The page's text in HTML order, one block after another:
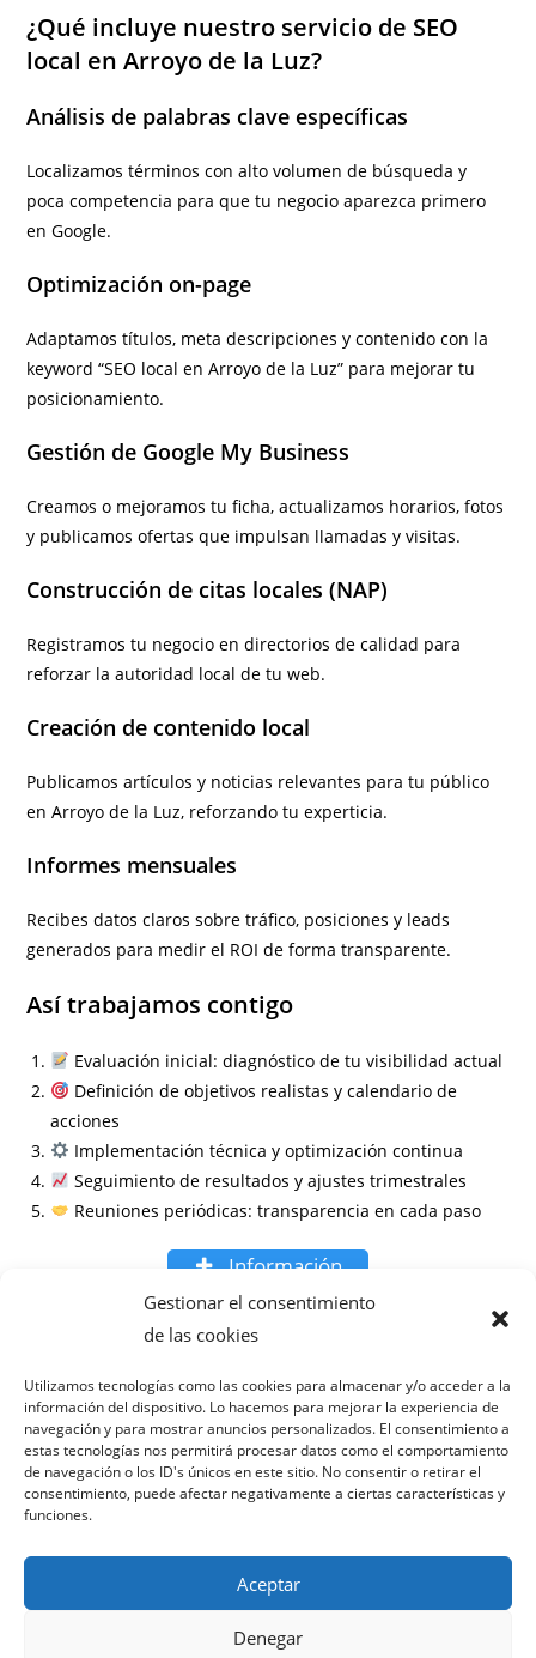
Gestionar el consentimiento
de las cookies
Utilizamos tecnologías como las cookies para almacenar y/o acceder a la
información del dispositivo. Lo hacemos para mejorar la experiencia de
navegación y para mostrar anuncios personalizados. El consentimiento a
estas tecnologías nos permitirá procesar datos como el comportamiento
de navegación o los ID's únicos en este sitio. No consentir o retirar el
consentimiento, puede afectar negativamente a ciertas características y
funciones.
Aceptar
Denegar
¿Qué incluye nuestro servicio de SEO
local en Arroyo de la Luz?
Análisis de palabras clave específicas
Localizamos términos con alto volumen de búsqueda y
poca competencia para que tu negocio aparezca primero
en Google.
Optimización on-page
Adaptamos títulos, meta descripciones y contenido con la
keyword “SEO local en Arroyo de la Luz” para mejorar tu
posicionamiento.
Gestión de Google My Business
Creamos o mejoramos tu ficha, actualizamos horarios, fotos
y publicamos ofertas que impulsan llamadas y visitas.
Construcción de citas locales (NAP)
Registramos tu negocio en directorios de calidad para
reforzar la autoridad local de tu web.
Creación de contenido local
Publicamos artículos y noticias relevantes para tu público
en Arroyo de la Luz, reforzando tu experticia.
Informes mensuales
Recibes datos claros sobre tráfico, posiciones y leads
generados para medir el ROI de forma transparente.
Así trabajamos contigo
Evaluación inicial: diagnóstico de tu visibilidad actual
Definición de objetivos realistas y calendario de
acciones
Implementación técnica y optimización continua
Seguimiento de resultados y ajustes trimestrales
Reuniones periódicas: transparencia en cada paso
Información
Preguntas frecuentes
¿Cuánto tiempo tarda en verse el efecto del SEO local?
¿Necesito un presupuesto mínimo mensual?
¿Se necesita acceso a mi web y Google My Business?
¿Puedo combinar SEO local con otras campañas de
marketing?